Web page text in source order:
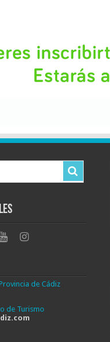
de Cádiz
de Turismo